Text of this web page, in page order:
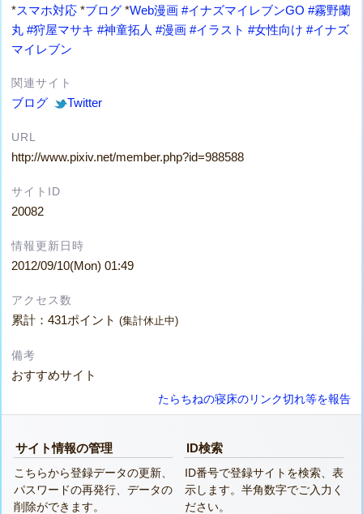
*スマホ対応 *ブログ *Web漫画 #イナズマイレブンGO #霧野蘭
丸 #狩屋マサキ #神童拓人 #漫画 #イラスト #女性向け #イナズ
マイレブン
関連サイト
ブログ Twitter
URL
http://www.pixiv.net/member.php?id=988588
サイトID
20082
情報更新日時
2012/09/10(Mon) 01:49
アクセス数
累計：431ポイント(集計休止中)
備考
おすすめサイト
たらちねの寝床のリンク切れ等を報告
サイト情報の管理
こちらから登録データの更新、
パスワードの再発行、データの
削除ができます。
ID検索
ID番号で登録サイトを検索、表
示します。半角数字でご入力く
ださい。